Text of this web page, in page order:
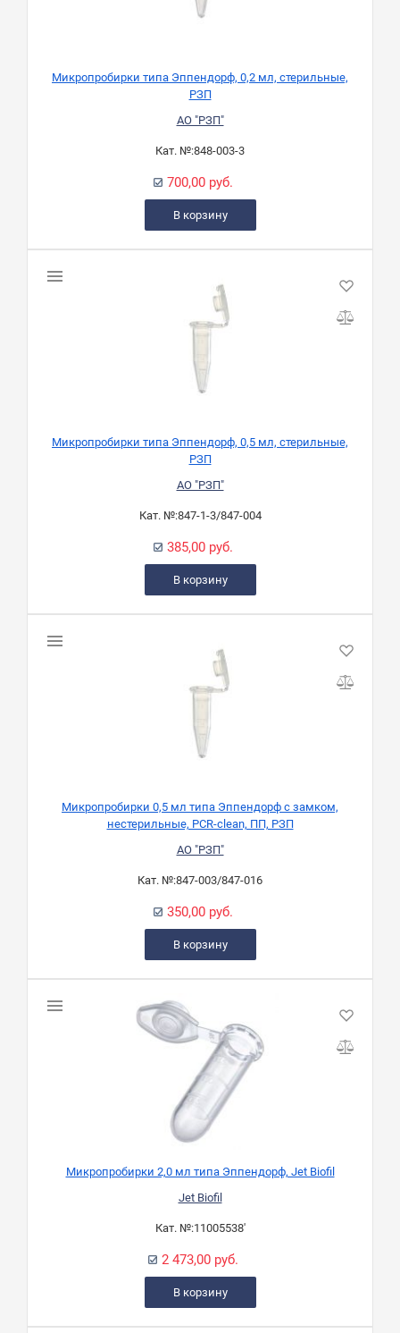
Микропробирки типа Эппендорф, 0,2 мл, стерильные,
РЗП
АО "РЗП"
Кат. №:848-003-3
700,00 руб.
В корзину
Микропробирки типа Эппендорф, 0,5 мл, стерильные,
РЗП
АО "РЗП"
Кат. №:847-1-3/847-004
385,00 руб.
В корзину
Микропробирки 0,5 мл типа Эппендорф с замком,
нестерильные, PCR-clean, ПП, РЗП
АО "РЗП"
Кат. №:847-003/847-016
350,00 руб.
В корзину
Микропробирки 2,0 мл типа Эппендорф, Jet Biofil
Jet Biofil
Кат. №:11005538'
2 473,00 руб.
В корзину